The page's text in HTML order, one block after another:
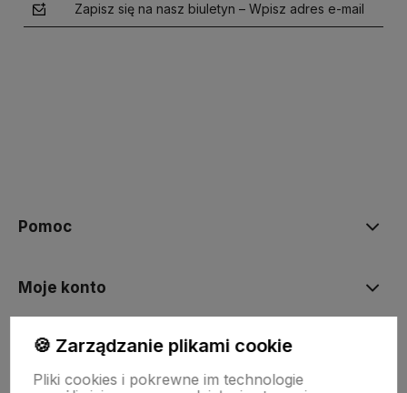
Zapisz się na nasz biuletyn – Wpisz adres e-mail
Pomoc
Moje konto
Płatności i dostawa
🍪 Zarządzanie plikami cookie
Pliki cookies i pokrewne im technologie